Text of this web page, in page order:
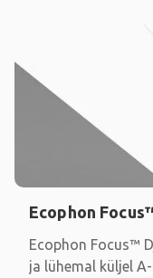
Ecophon
Ecophon Focus™
ja lühemal küljel